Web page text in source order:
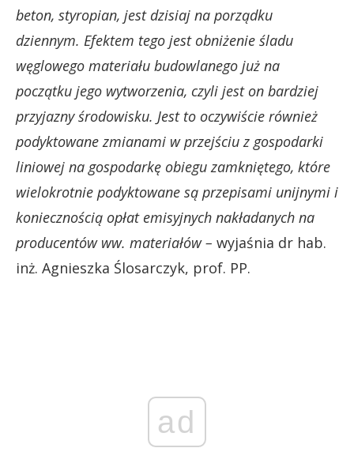
beton, styropian, jest dzisiaj na porządku
dziennym. Efektem tego jest obniżenie śladu
węglowego materiału budowlanego już na
początku jego wytworzenia, czyli jest on bardziej
przyjazny środowisku. Jest to oczywiście również
podyktowane zmianami w przejściu z gospodarki
liniowej na gospodarkę obiegu zamkniętego, które
wielokrotnie podyktowane są przepisami unijnymi i
koniecznością opłat emisyjnych nakładanych na
producentów ww. materiałów – wyjaśnia dr hab.
inż. Agnieszka Ślosarczyk, prof. PP.
ad